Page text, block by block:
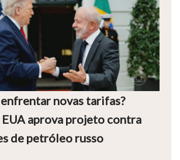
novas tarifas?
EUA aprova projeto contra
de petróleo russo